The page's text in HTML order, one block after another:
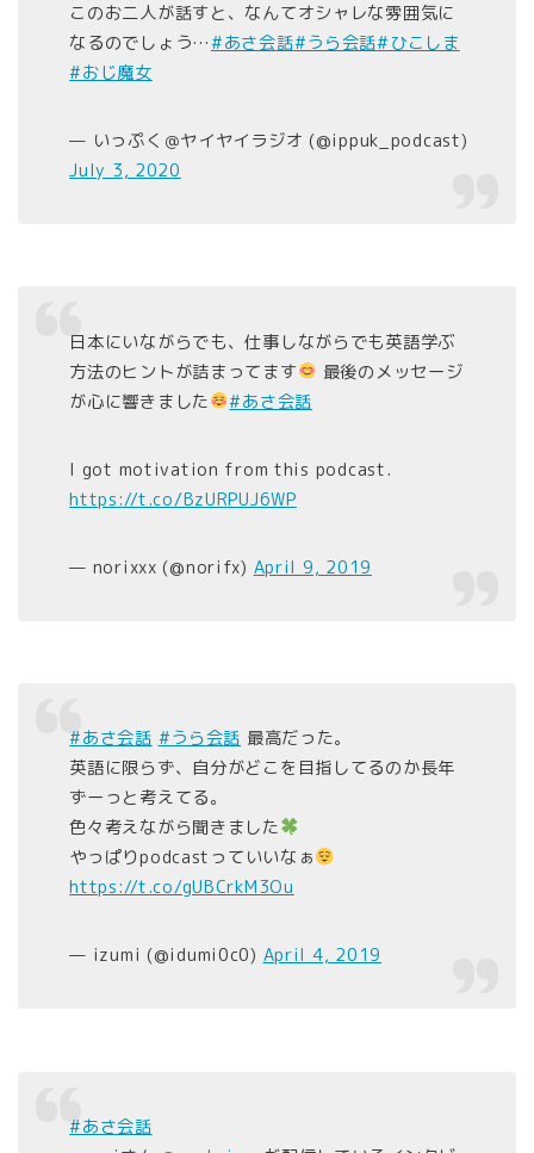
このお二人が話すと、なんてオシャレな雰囲気に
なるのでしょう…#あさ会話#うら会話#ひこしま
#おじ魔女
— いっぷく＠ヤイヤイラジオ (@ippuk_podcast)
July 3, 2020
日本にいながらでも、仕事しながらでも英語学ぶ
方法のヒントが詰まってます
最後のメッセージ
が心に響きました
#あさ会話
I got motivation from this podcast.
https://t.co/BzURPUJ6WP
— norixxx (@norifx) April 9, 2019
#あさ会話 #うら会話 最高だった。
英語に限らず、自分がどこを目指してるのか長年
ずーっと考えてる。
色々考えながら聞きました
やっぱりpodcastっていいなぁ
https://t.co/gUBCrkM3Ou
— izumi (@idumi0c0) April 4, 2019
#あさ会話